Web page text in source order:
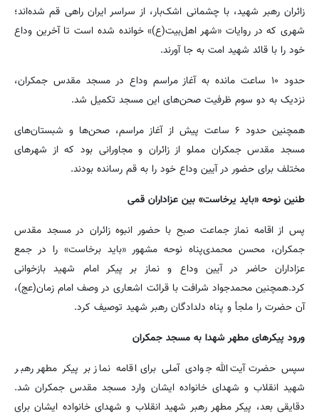
زائران رهبر شهید، با چشمانی اشک‌بار، از سراسر ایران راهی قم شده‌اند؛
شهری که در روایات «شهر اهل‌بیت(ع)» خوانده شده است تا آخرین وداع
خود را با قائد شهید امت به جا آورند.
حدود ۱۰ ساعت مانده به آغاز مراسم وداع در مسجد مقدس جمکران،
نزدیک به دو سوم ظرفیت صحن‌های این مسجد تکمیل شد.
همچنین حدود ۶ ساعت پیش از آغاز مراسم، صحن‌ها و شبستان‌های
مسجد مقدس جمکران مملو از زائران و مجاورانی بود که از شهرهای
مختلف برای حضور در آیین وداع خود را به قم رسانده بودند.
طنین نوحه «باید یرخاست» بین عزاداران قمی
پس از اقامه نماز جماعت صبح با حضور انبوه زائران در مسجد مقدس
جمکران، محسن محمدی‌پناه نوحه مشهور «باید برخاست» را در جمع
عزاداران حاضر در آیین وداع و نماز بر پیکر امام شهید بازخوانی
کرد.همچنین محمدجواد شرافت با قرائت اشعاری در وصف امام زمان(عج)،
آن حضرت را ملجأ و پناه دلدادگان رهبر شهید توصیف کرد.
ورود پیکرهای مطهر شهدا به مسجد جمکران
سپس حضرت آیت‌الله جوادی آملی برای اقامه نماز بر پیکر مطهر رهبر
شهید انقلاب و شهدای خانواده ایشان وارد مسجد مقدس جمکران شد.
دقایقی بعد، پیکر مطهر رهبر شهید انقلاب و شهدای خانواده ایشان برای